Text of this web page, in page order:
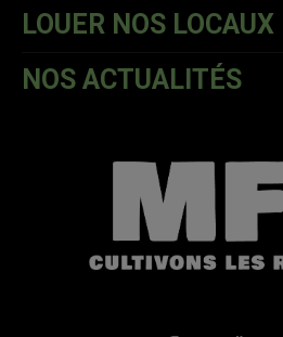
LOUER NOS LOCAUX
NOS ACTUALITÉS